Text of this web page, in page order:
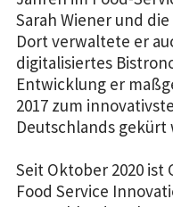
Sarah Wiener und
Dort verwaltete er
digitalisiertes
Entwicklung er
2017 zum
Deutschlands gekürt
Seit Oktober 2020 ist
Food Service